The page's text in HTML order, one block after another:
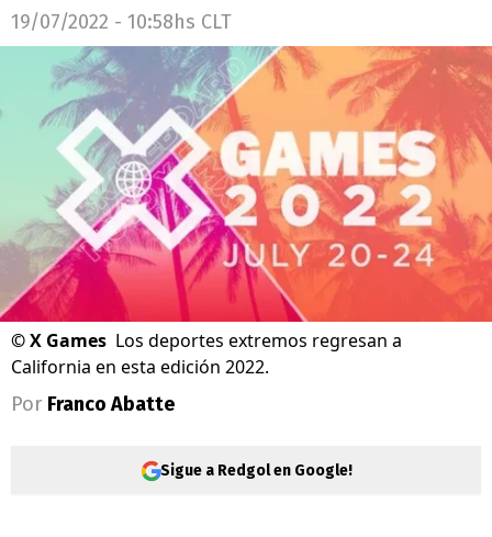
19/07/2022 - 10:58hs CLT
©X Games Los deportes extremos regresan a
California en esta edición 2022.
Por Franco Abatte
Sigue a Redgol en Google!